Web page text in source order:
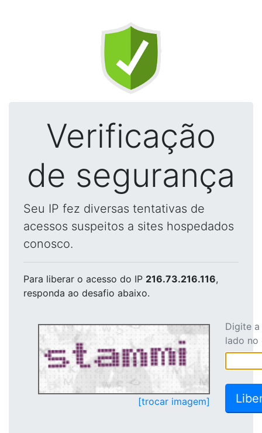
Verificação
de segurança
Seu IP fez diversas tentativas de
acessos suspeitos a sites hospedados
conosco.
Para liberar o acesso do IP 216.73.216.116,
responda ao desafio abaixo.
[trocar imagem]
Digite
lado no